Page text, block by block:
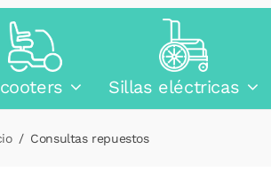
Sillas eléctricas
Consultas repuestos